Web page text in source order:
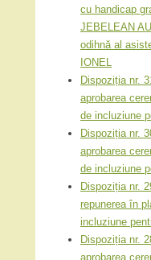
cu handicap
JEBELEAN
odihnă al
IONEL
Dispoziția nr.
aprobarea
de incluziune
Dispoziția nr.
aprobarea
de incluziune
Dispoziția nr.
repunerea în
incluziune
Dispoziția nr.
aprobarea